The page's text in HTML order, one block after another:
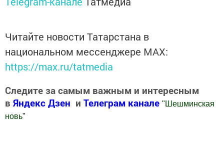
Читайте новости Татарстана в
национальном мессенджере MАХ:
https://max.ru/tatmedia
Следите за самым важным и интересным
в Яндекс Дзен и Телеграм канале " Шешминская
новь"